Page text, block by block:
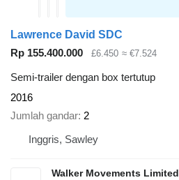
Lawrence David SDC
Rp 155.400.000
£6.450 ≈ €7.524
Semi-trailer dengan box tertutup
2016
Jumlah gandar 2
Inggris, Sawley
Walker Movements Limited